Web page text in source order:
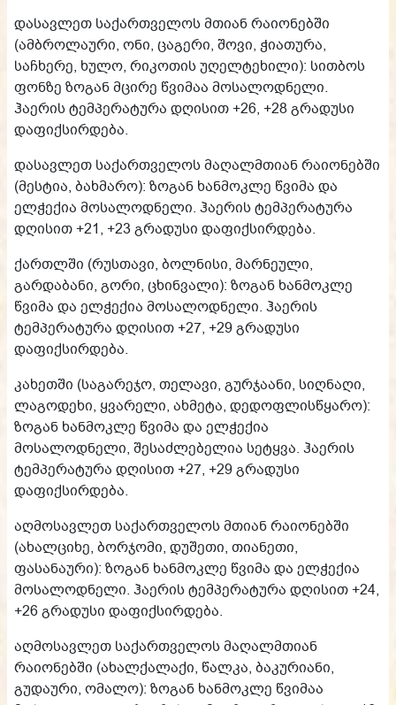
დასავლეთ საქართველოს მთიან რაიონებში
(ამბროლაური, ონი, ცაგერი, შოვი, ჭიათურა,
საჩხერე, ხულო, რიკოთის უღელტეხილი): სითბოს
ფონზე ზოგან მცირე წვიმაა მოსალოდნელი.
ჰაერის ტემპერატურა დღისით +26, +28 გრადუსი
დაფიქსირდება.
დასავლეთ საქართველოს მაღალმთიან რაიონებში
(მესტია, ბახმარო): ზოგან ხანმოკლე წვიმა და
ელჭექია მოსალოდნელი. ჰაერის ტემპერატურა
დღისით +21, +23 გრადუსი დაფიქსირდება.
ქართლში (რუსთავი, ბოლნისი, მარნეული,
გარდაბანი, გორი, ცხინვალი): ზოგან ხანმოკლე
წვიმა და ელჭექია მოსალოდნელი. ჰაერის
ტემპერატურა დღისით +27, +29 გრადუსი
დაფიქსირდება.
კახეთში (საგარეჯო, თელავი, გურჯაანი, სიღნაღი,
ლაგოდეხი, ყვარელი, ახმეტა, დედოფლისწყარო):
ზოგან ხანმოკლე წვიმა და ელჭექია
მოსალოდნელი, შესაძლებელია სეტყვა. ჰაერის
ტემპერატურა დღისით +27, +29 გრადუსი
დაფიქსირდება.
აღმოსავლეთ საქართველოს მთიან რაიონებში
(ახალციხე, ბორჯომი, დუშეთი, თიანეთი,
ფასანაური): ზოგან ხანმოკლე წვიმა და ელჭექია
მოსალოდნელი. ჰაერის ტემპერატურა დღისით +24,
+26 გრადუსი დაფიქსირდება.
აღმოსავლეთ საქართველოს მაღალმთიან
რაიონებში (ახალქალაქი, წალკა, ბაკურიანი,
გუდაური, ომალო): ზოგან ხანმოკლე წვიმაა